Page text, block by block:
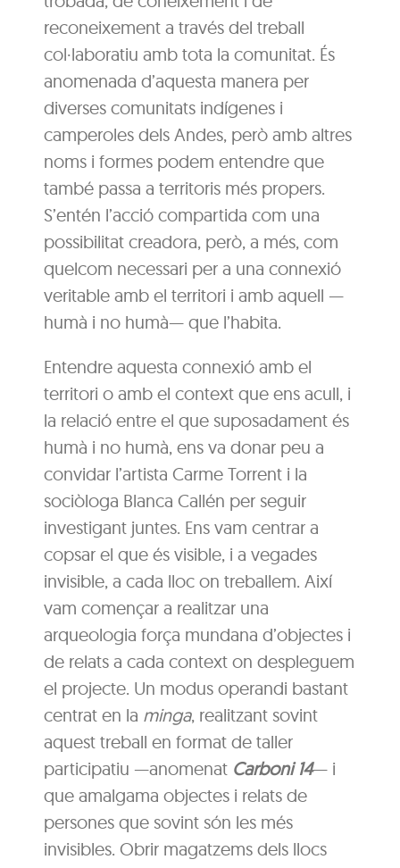
reconeixement a través del treball
col·laboratiu amb tota la comunitat. És
anomenada d’aquesta manera per
diverses comunitats indígenes i
camperoles dels Andes, però amb altres
noms i formes podem entendre que
també passa a territoris més propers.
S’entén l’acció compartida com una
possibilitat creadora, però, a més, com
quelcom necessari per a una connexió
veritable amb el territori i amb aquell —
humà i no humà— que l’habita.
Entendre aquesta connexió amb el
territori o amb el context que ens acull, i
la relació entre el que suposadament és
humà i no humà, ens va donar peu a
convidar l’artista Carme Torrent i la
sociòloga Blanca Callén per seguir
investigant juntes. Ens vam centrar a
copsar el que és visible, i a vegades
invisible, a cada lloc on treballem. Així
vam començar a realitzar una
arqueologia força mundana d’objectes i
de relats a cada context on despleguem
el projecte. Un modus operandi bastant
centrat en la minga, realitzant sovint
aquest treball en format de taller
participatiu —anomenat Carboni 14— i
que amalgama objectes i relats de
persones que sovint són les més
invisibles. Obrir magatzems dels llocs